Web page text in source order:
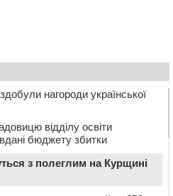
нагороди української
відділу освіти
бюджету збитки
з полеглим на Курщині